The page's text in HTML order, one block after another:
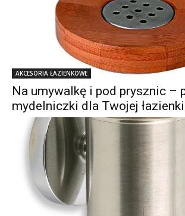
AKCESORIA ŁAZIENKOWE
Na umywalkę i pod prysznic –
mydelniczki dla Twojej łazienki